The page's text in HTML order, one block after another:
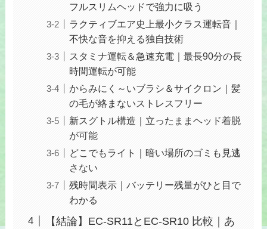
フルスリムヘッドで強力に吸う
ラクティブエア史上最小クラス運転音｜
不快な音を抑える独自技術
スタミナ運転＆急速充電｜最長90分の長
時間運転が可能
からみにく～いブラシ＆サイクロン｜髪
の毛が絡まないストレスフリー
新スグトル構造｜立ったままヘッド着脱
が可能
どこでもライト｜暗い場所のゴミも見逃
さない
残時間表示｜バッテリー残量がひと目で
わかる
【結論】EC-SR11とEC-SR10 比較｜あ